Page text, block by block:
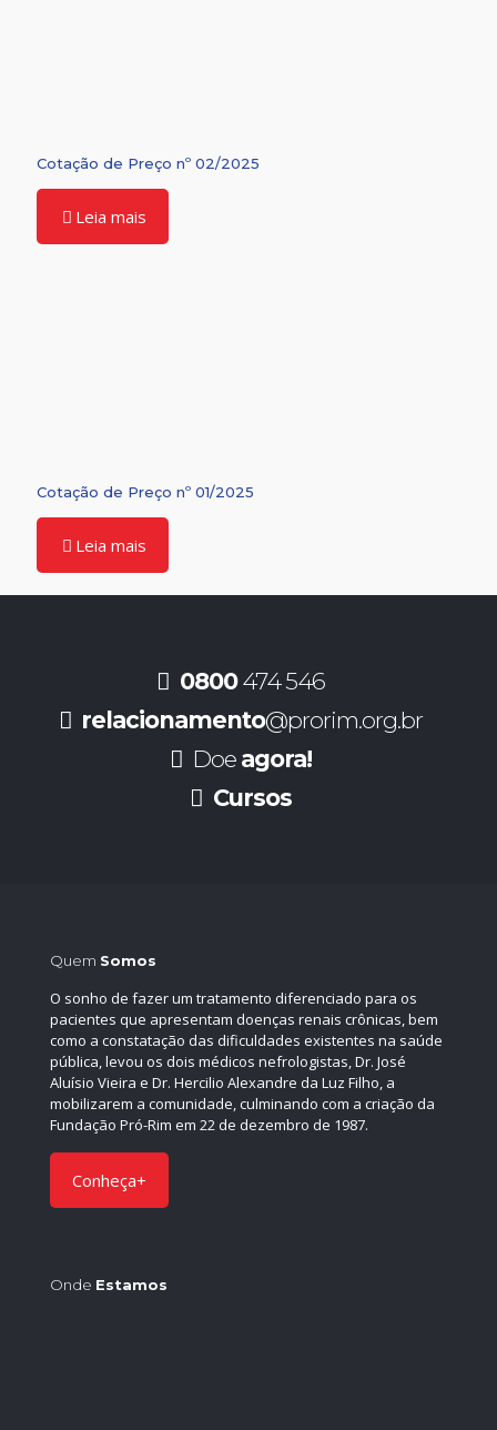
Cotação de Preço nº 02/2025
Leia mais
Cotação de Preço nº 01/2025
Leia mais
0800474 546
relacionamento@prorim.org.br
Doe agora!
Cursos
Quem Somos
O sonho de fazer um tratamento diferenciado para os
pacientes que apresentam doenças renais crônicas, bem
como a constatação das dificuldades existentes na saúde
pública, levou os dois médicos nefrologistas, Dr. José
Aluísio Vieira e Dr. Hercilio Alexandre da Luz Filho, a
mobilizarem a comunidade, culminando com a criação da
Fundação Pró-Rim em 22 de dezembro de 1987.
Conheça+
Onde Estamos